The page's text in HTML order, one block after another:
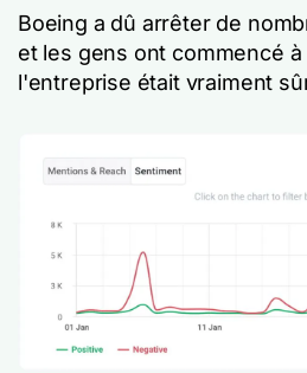
Boeing a dû arrêter de
et les gens ont commencé
l'entreprise était vraiment